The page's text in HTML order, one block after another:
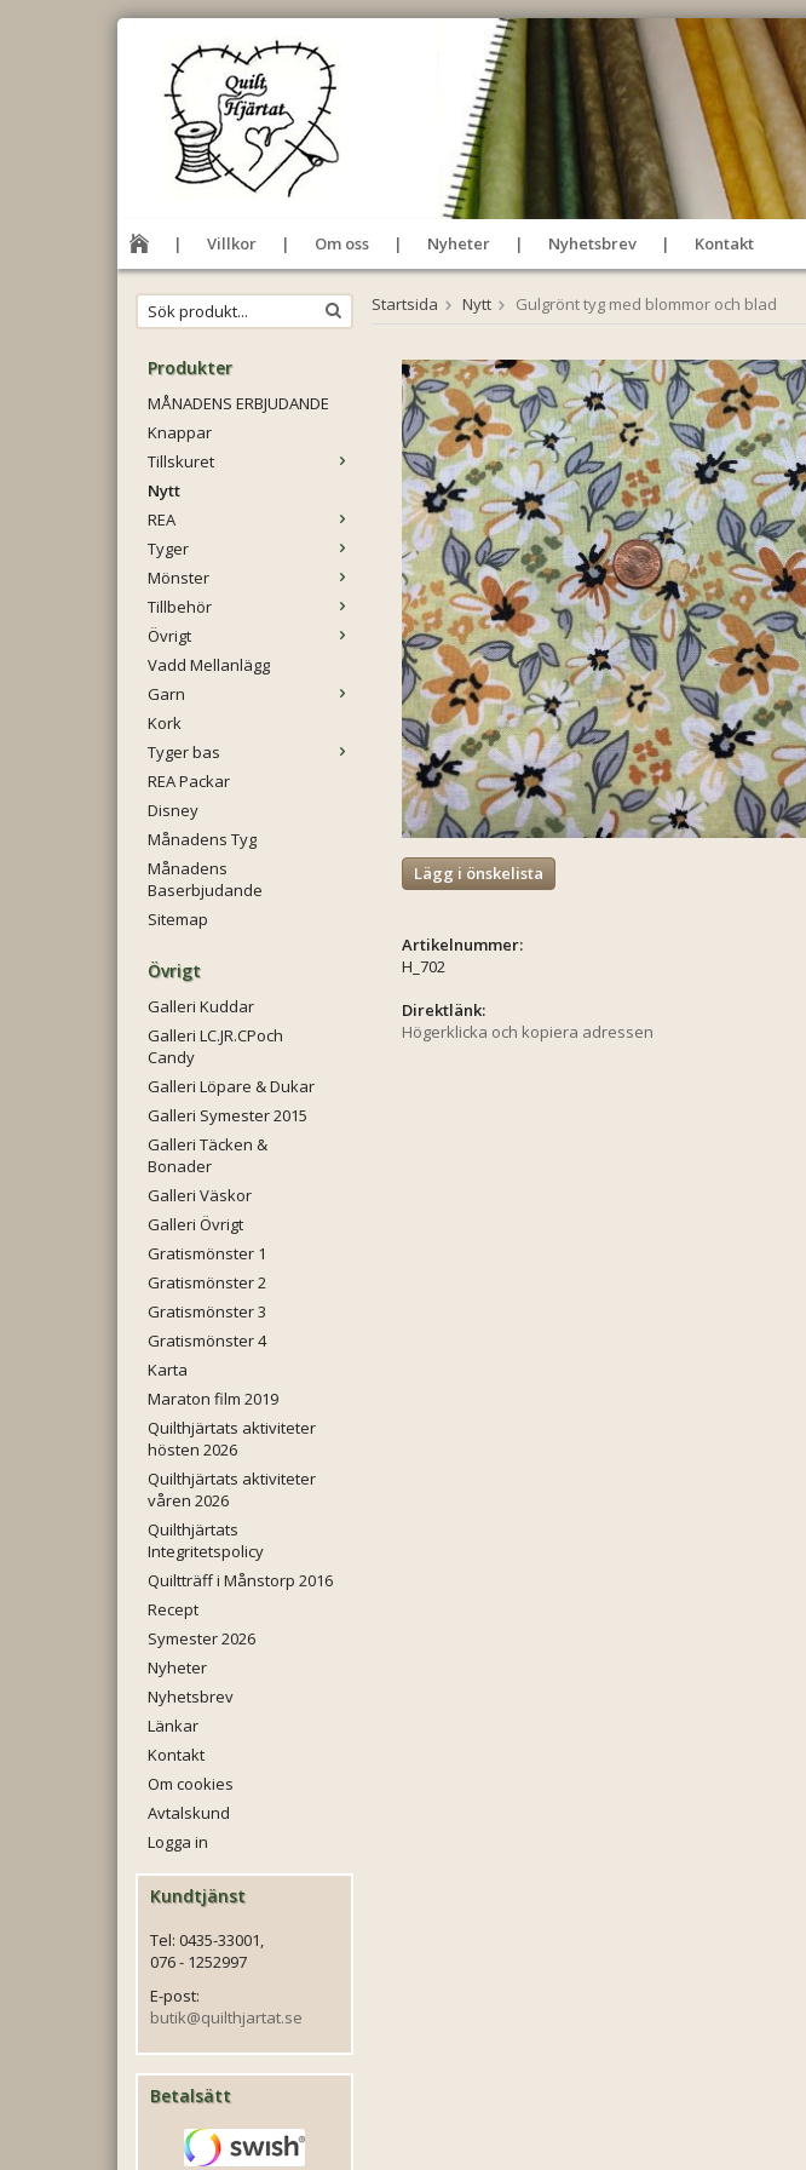
Villkor
Om oss Nyheter Nyhetsbrev Kontakt
Produkter
MÅNADENS ERBJUDANDE
Knappar
Tillskuret
Nytt
REA
Tyger
Mönster
Tillbehör
Övrigt
Vadd Mellanlägg
Garn
Kork
Tyger bas
REA Packar
Disney
Månadens Tyg
Månadens
Baserbjudande
Sitemap
Övrigt
Galleri Kuddar
Galleri LC.JR.CPoch
Candy
Galleri Löpare & Dukar
Galleri Symester 2015
Galleri Täcken &
Bonader
Galleri Väskor
Galleri Övrigt
Gratismönster 1
Gratismönster 2
Gratismönster 3
Gratismönster 4
Karta
Maraton film 2019
Quilthjärtats aktiviteter
hösten 2026
Quilthjärtats aktiviteter
våren 2026
Quilthjärtats
Integritetspolicy
Quiltträff i Månstorp 2016
Recept
Symester 2026
Nyheter
Nyhetsbrev
Länkar
Kontakt
Om cookies
Avtalskund
Logga in
Kundtjänst
Tel: 0435-33001,
076 - 1252997
E-post:
butik@quilthjartat.se
Betalsätt
Startsida Nytt Gulgrönt tyg med blommor och blad
Lägg i önskelista
Artikelnummer:
H_702
Direktlänk:
Högerklicka och kopiera adressen